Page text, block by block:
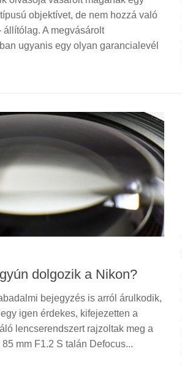
objektívet, de nem hozzá való
A megvásárolt
ugyanis egy olyan garancialevél
dolgozik a Nikon?
bejegyzés is arról árulkodik,
igen érdekes, kifejezetten a
lencserendszert rajzoltak meg a
mm F1.2 S talán Defocus...